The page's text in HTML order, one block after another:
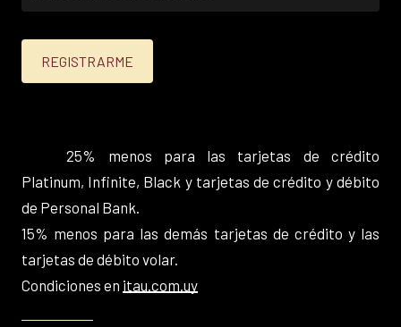
25% menos para las tarjetas de crédito
Platinum, Infinite, Black y tarjetas de crédito y débito
de Personal Bank.
15% menos para las demás tarjetas de crédito y las
tarjetas de débito volar.
Condiciones en itau.com.uy